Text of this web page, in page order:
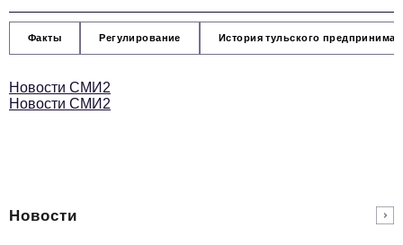
Факты Регулирование История тульского
Новости СМИ2
Новости СМИ2
Новости